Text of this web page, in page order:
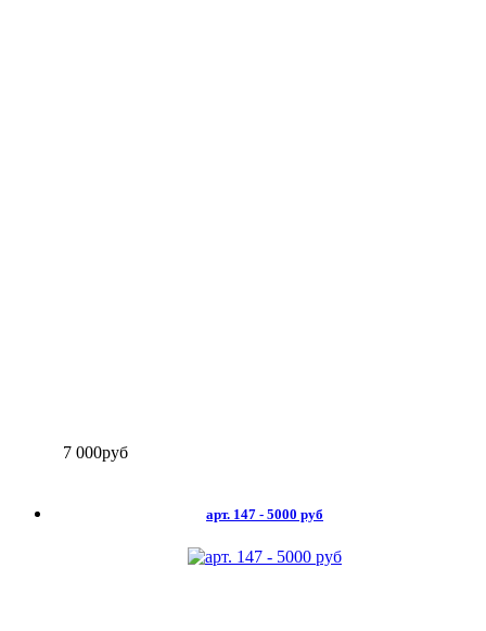
7 000руб
арт. 147 - 5000 руб